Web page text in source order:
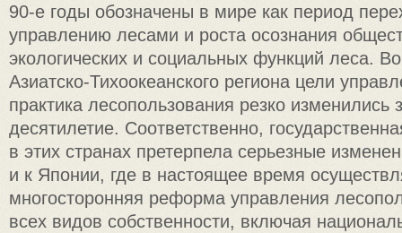
90-е годы обозначены в мире как период
управлению лесами и роста осознания
экологических и социальных функций леса.
Азиатско-Тихоокеанского региона цели
практика лесопользования резко
десятилетие. Соответственно,
в этих странах претерпела серьезные
и к Японии, где в настоящее время
многосторонняя реформа управления
всех видов собственности, включая